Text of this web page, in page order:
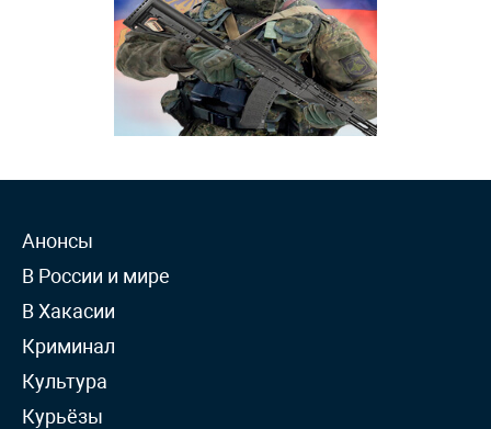
Анонсы
В России и мире
В Хакасии
Криминал
Культура
Курьёзы